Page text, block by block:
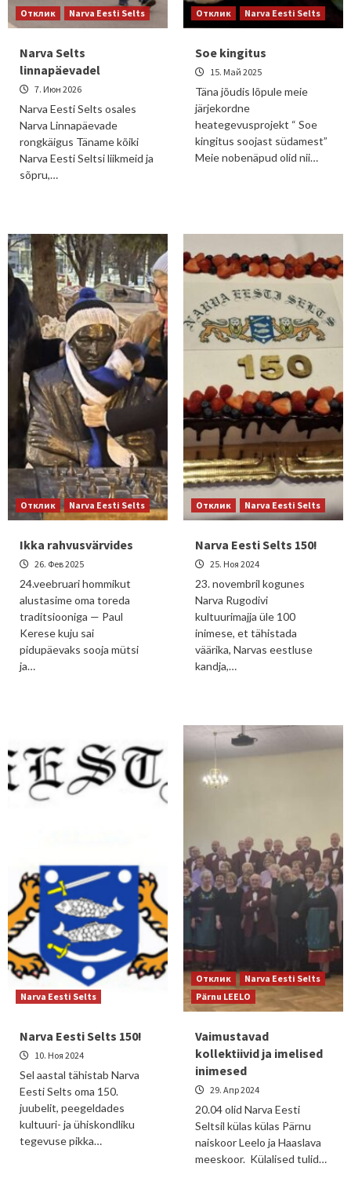
Отклик Narva Eesti Selts
Narva Selts
linnapäevadel
7. Июн 2026
Narva Eesti Selts osales
Narva Linnapäevade
rongkäigus Täname kõiki
Narva Eesti Seltsi liikmeid ja
sõpru,…
Отклик Narva Eesti Selts
Soe kingitus
15. Май 2025
Täna jõudis lõpule meie
järjekordne
heategevusprojekt “ Soe
kingitus soojast südamest”
Meie nobenäpud olid nii…
Отклик Narva Eesti Selts
Ikka rahvusvärvides
26. Фев 2025
24.veebruari hommikut
alustasime oma toreda
traditsiooniga — Paul
Kerese kuju sai
pidupäevaks sooja mütsi
ja…
Отклик Narva Eesti Selts
Narva Eesti Selts 150!
25. Ноя 2024
23. novembril kogunes
Narva Rugodivi
kultuurimajja üle 100
inimese, et tähistada
väärika, Narvas eestluse
kandja,…
Narva Eesti Selts
Narva Eesti Selts 150!
10. Ноя 2024
Sel aastal tähistab Narva
Eesti Selts oma 150.
juubelit, peegeldades
kultuuri- ja ühiskondliku
tegevuse pikka…
Отклик
Narva Eesti Selts
Pärnu LEELO
Vaimustavad
kollektiivid ja imelised
inimesed
29. Апр 2024
20.04 olid Narva Eesti
Seltsil külas külas Pärnu
naiskoor Leelo ja Haaslava
meeskoor. Külalised tulid…